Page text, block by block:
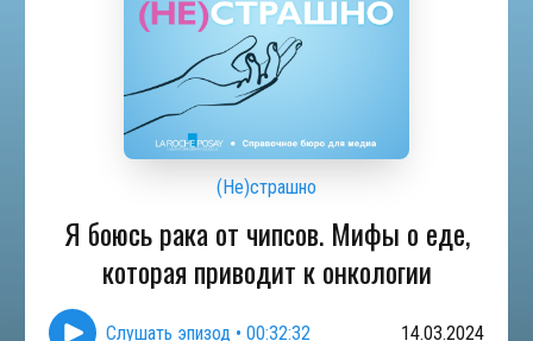
(Не)страшно
Я боюсь рака от чипсов. Мифы о еде,
которая приводит к онкологии
Слушать эпизод • 00:32:32 14.03.2024